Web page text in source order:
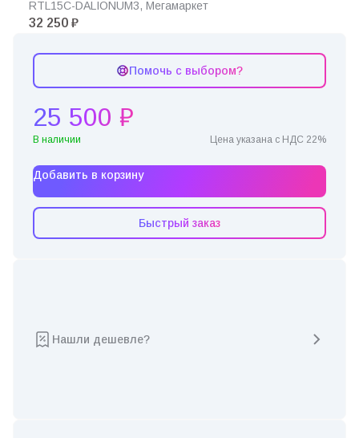
RTL15C-DALIONUM3, Мегамаркет
32 250 ₽
Помочь с выбором?
25 500 ₽
В наличии Цена указана с НДС 22%
Добавить в корзину
Быстрый заказ
Нашли дешевле?